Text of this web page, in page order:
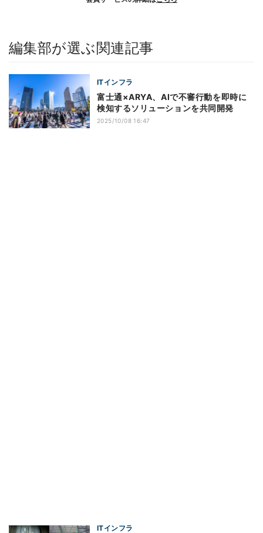
編集部が選ぶ関連記事
ITインフラ
富士通×ARYA、AIで不審行動を即時に
検知するソリューションを共同開発
2025/10/08 16:47
ITインフラ